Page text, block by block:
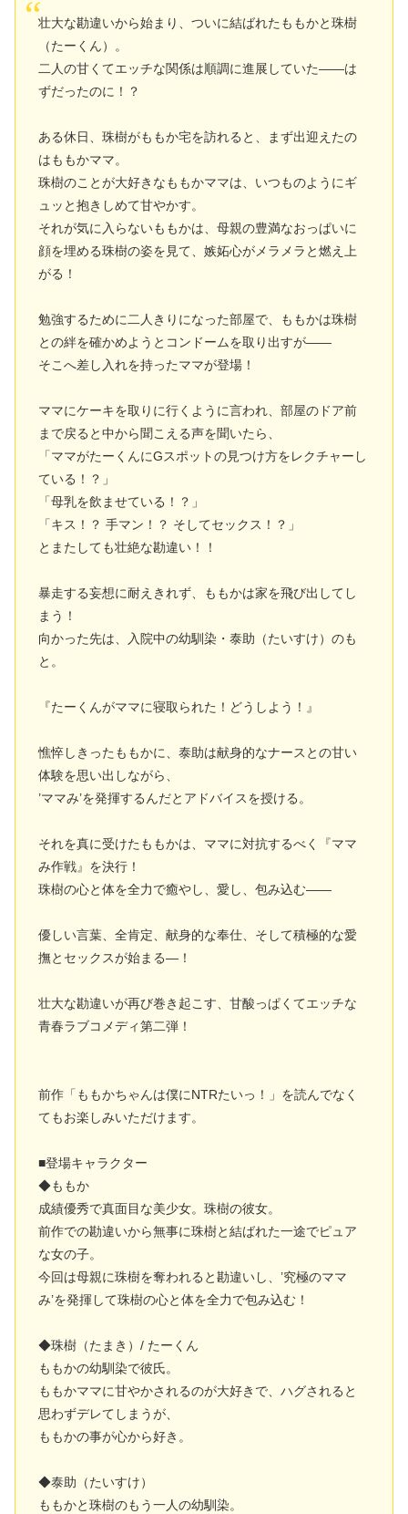
壮大な勘違いから始まり、ついに結ばれたももかと珠樹
（たーくん）。
二人の甘くてエッチな関係は順調に進展していた――は
ずだったのに！？
ある休日、珠樹がももか宅を訪れると、まず出迎えたの
はももかママ。
珠樹のことが大好きなももかママは、いつものようにギ
ュッと抱きしめて甘やかす。
それが気に入らないももかは、母親の豊満なおっぱいに
顔を埋める珠樹の姿を見て、嫉妬心がメラメラと燃え上
がる！
勉強するために二人きりになった部屋で、ももかは珠樹
との絆を確かめようとコンドームを取り出すが――
そこへ差し入れを持ったママが登場！
ママにケーキを取りに行くように言われ、部屋のドア前
まで戻ると中から聞こえる声を聞いたら、
「ママがたーくんにGスポットの見つけ方をレクチャーし
ている！？」
「母乳を飲ませている！？」
「キス！？ 手マン！？ そしてセックス！？」
とまたしても壮絶な勘違い！！
暴走する妄想に耐えきれず、ももかは家を飛び出してし
まう！
向かった先は、入院中の幼馴染・泰助（たいすけ）のも
と。
『たーくんがママに寝取られた！どうしよう！』
憔悴しきったももかに、泰助は献身的なナースとの甘い
体験を思い出しながら、
’ママみ’を発揮するんだとアドバイスを授ける。
それを真に受けたももかは、ママに対抗するべく『ママ
み作戦』を決行！
珠樹の心と体を全力で癒やし、愛し、包み込む――
優しい言葉、全肯定、献身的な奉仕、そして積極的な愛
撫とセックスが始まる―！
壮大な勘違いが再び巻き起こす、甘酸っぱくてエッチな
青春ラブコメディ第二弾！
前作「ももかちゃんは僕にNTRたいっ！」を読んでなく
てもお楽しみいただけます。
■登場キャラクター
◆ももか
成績優秀で真面目な美少女。珠樹の彼女。
前作での勘違いから無事に珠樹と結ばれた一途でピュア
な女の子。
今回は母親に珠樹を奪われると勘違いし、’究極のママ
み’を発揮して珠樹の心と体を全力で包み込む！
◆珠樹（たまき）/ たーくん
ももかの幼馴染で彼氏。
ももかママに甘やかされるのが大好きで、ハグされると
思わずデレてしまうが、
ももかの事が心から好き。
◆泰助（たいすけ）
ももかと珠樹のもう一人の幼馴染。